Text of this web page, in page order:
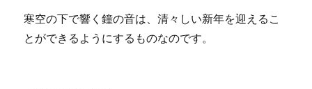
寒空の下で響く鐘の音は、清々しい新年を迎えるこ
とができるようにするものなのです。